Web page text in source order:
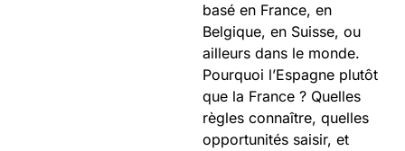
basé en France, en
Belgique, en Suisse, ou
ailleurs dans le monde.
Pourquoi l’Espagne plutôt
que la France ? Quelles
règles connaître, quelles
opportunités saisir, et